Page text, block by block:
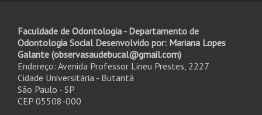
Faculdade de Odontologia - Departamento de
Odontologia Social Desenvolvido por: Mariana Lopes
Galante (observasaudebucal@gmail.com)
Endereço: Avenida Professor Lineu Prestes, 2227
Cidade Universitária - Butantã
São Paulo - SP
CEP 05508-000